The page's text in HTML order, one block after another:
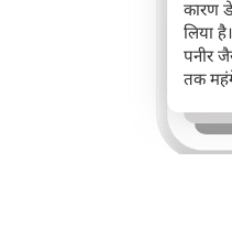
कारण
लिया
पनीर
तक